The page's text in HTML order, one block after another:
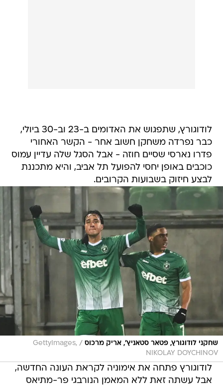
לודוגורץ, שתפגוש את האדומים ב-23 וב-30 ביולי,
כבר נפרדה משחקן חשוב אחר - הקשר האחורי
פדרו נארסי שסיים חוזה - אבל הסגל שלה עדיין עמוס
כוכבים באופן יחסי להפועל תל אביב, והיא מתכננת
לבצע חיזוק בשבועות הקרובים.
שחקני לודוגורץ, פטאר סטאניץ', אריק מרכוס /
GettyImages,
NIKOLAY DOYCHINOV
לודוגורץ פתחה את אימוניה לקראת העונה החדשה,
אבל עשתה זאת ללא המאמן הנורבגי פר-מתיאס